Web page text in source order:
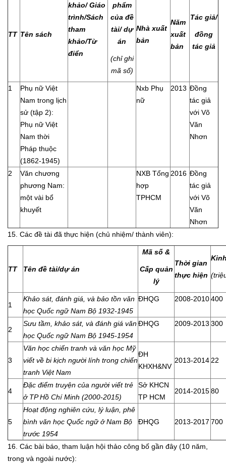
TT Tên sách
khảo/ Giáo
trình/Sách
tham
khảo/Từ
điển
phẩm
của đề
tài/ dự
án
(chỉ ghi
mã số)
Nhà xuất
bản
Năm
xuất
bản
Tác giả/
đồng
tác giả
1
Phụ nữ Việt
Nam trong lịch
sử (tập 2):
Phụ nữ Việt
Nam thời
Pháp thuộc
(1862-1945)
Nxb Phụ
nữ
2013 Đồng
tác giả
với Võ
Văn
Nhơn
2
Văn chương
phương Nam:
một vài bổ
khuyết
NXB Tổng
hợp
TPHCM
2016 Đồng
tác giả
với Võ
Văn
Nhơn
15. Các đề tài đã thực hiện (chủ nhiệm/ thành viên):
TT Tên đề tài/dự án
Mã số &
Cấp quản
lý
Thời gian
thực hiện
1
Khảo sát, đánh giá, và bảo tồn văn
học Quốc ngữ Nam Bộ 1932-1945
ĐHQG 2008-2010400
2
Sưu tầm, khảo sát, và đánh giá văn
học Quốc ngữ Nam Bộ 1945-1954
ĐHQG 2009-2013 300
3
Văn học chiến tranh và văn học Mỹ
viết về bi kịch người lính trong chiến
tranh Việt Nam
ĐH
KHXH&NV
2013-2014 22
4
Đặc điểm truyện của người viết trẻ
ở TP Hồ Chí Minh (2000-2015)
Sở KHCN
TP HCM
2014-201580
5
Hoạt động nghiên cứu, lý luận, phê
bình văn học Quốc ngữ ở Nam Bộ
trước 1954
ĐHQG 2013-2017 700
16. Các bài báo, tham luận hội thảo công bố gần đây (10 năm,
trong và ngoài nước):